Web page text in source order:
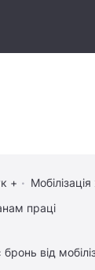
+
праці
від